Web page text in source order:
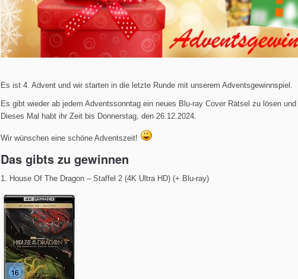
Es ist 4. Advent und wir starten in die letzte Runde mit unserem Adventsgewinnspiel.
Es gibt wieder ab jedem Adventssonntag ein neues Blu-ray Cover Rätsel zu lösen
Dieses Mal habt ihr Zeit bis Donnerstag, den 26.12.2024.
Wir wünschen eine schöne Adventszeit!
Das gibts zu gewinnen
1. House Of The Dragon – Staffel 2 (4K Ultra HD) (+ Blu-ray)